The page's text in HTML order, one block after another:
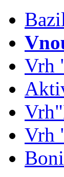
Vrh
Vrh